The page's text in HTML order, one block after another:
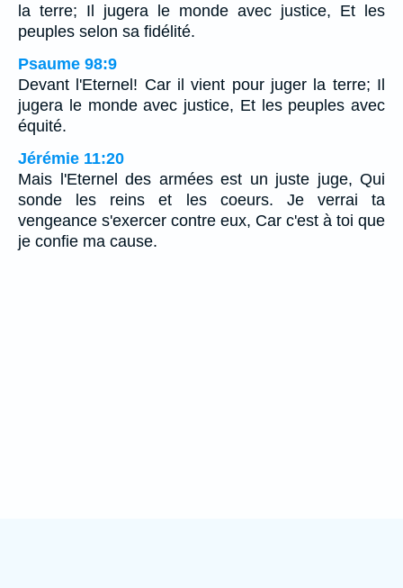
la terre; Il jugera le monde avec justice, Et les
peuples selon sa fidélité.
Psaume 98:9
Devant l'Eternel! Car il vient pour juger la terre; Il
jugera le monde avec justice, Et les peuples avec
équité.
Jérémie 11:20
Mais l'Eternel des armées est un juste juge, Qui
sonde les reins et les coeurs. Je verrai ta
vengeance s'exercer contre eux, Car c'est à toi que
je confie ma cause.